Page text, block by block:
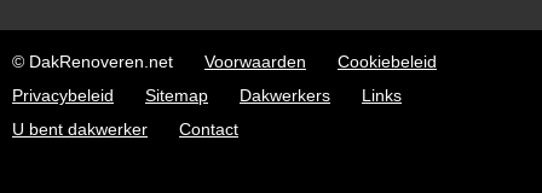
© DakRenoveren.net Voorwaarden
Cookiebeleid
Privacybeleid
Sitemap Dakwerkers
Links
U bent dakwerker
Contact